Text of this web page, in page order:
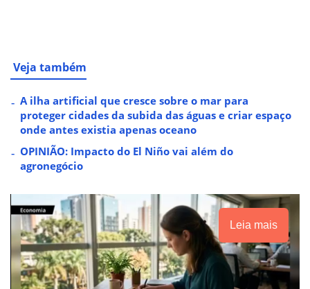
Veja também
A ilha artificial que cresce sobre o mar para
proteger cidades da subida das águas e criar espaço
onde antes existia apenas oceano
OPINIÃO: Impacto do El Niño vai além do
agronegócio
Leia mais